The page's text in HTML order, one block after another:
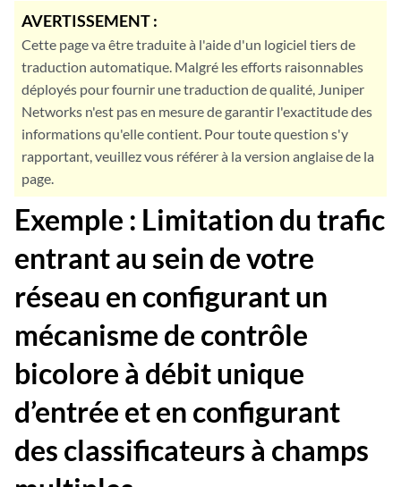
AVERTISSEMENT :
Cette page va être traduite à l'aide d'un logiciel tiers de
traduction automatique. Malgré les efforts raisonnables
déployés pour fournir une traduction de qualité, Juniper
Networks n'est pas en mesure de garantir l'exactitude des
informations qu'elle contient. Pour toute question s'y
rapportant, veuillez vous référer à la version anglaise de la
page.
Exemple : Limitation du trafic
entrant au sein de votre
réseau en configurant un
mécanisme de contrôle
bicolore à débit unique
d’entrée et en configurant
des classificateurs à champs